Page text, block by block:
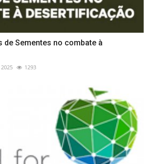
de Sementes no combate à
1293